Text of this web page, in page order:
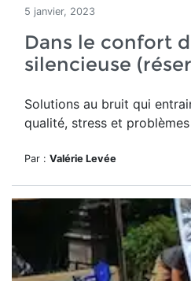
5 janvier, 2023
Dans le confort
silencieuse
Solutions au bruit qui
qualité, stress et
Par : Valérie Levée